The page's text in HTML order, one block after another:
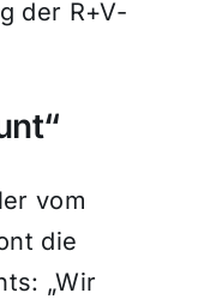
der R+V-
vom
die
„Wir